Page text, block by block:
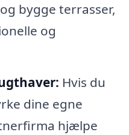
bygge terrasser,
og
Hvis du
dine egne
hjælpe